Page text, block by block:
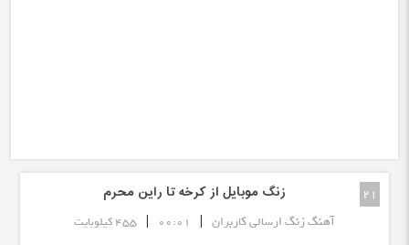
21 زنگ موبایل از کرخه تا راین محرم
آهنگ زنگ ارسالی کاربران |
00:01
| 455 کیلوبایت